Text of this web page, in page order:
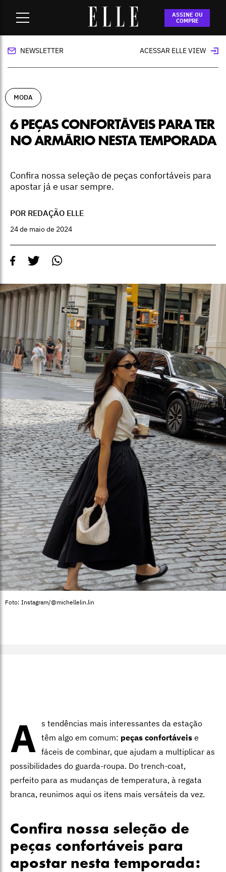
ASSINE OU
COMPRE
6 peças confortáveis para ter no armário
nesta temporada
NEWSLETTER ACESSAR ELLE VIEW
MODA
6 PEÇAS CONFORTÁVEIS PARA TER
NO ARMÁRIO NESTA TEMPORADA
Confira nossa seleção de peças confortáveis para
apostar já e usar sempre.
POR REDAÇÃO ELLE
24 de maio de 2024
Foto: Instagram/@michellelin.lin
A s tendências mais interessantes da estação
têm algo em comum: peças confortáveis e
fáceis de combinar, que ajudam a multiplicar as
possibilidades do guarda-roupa. Do trench-coat,
perfeito para as mudanças de temperatura, à regata
branca, reunimos aqui os itens mais versáteis da vez.
Confira nossa seleção de
peças confortáveis para
apostar nesta temporada: